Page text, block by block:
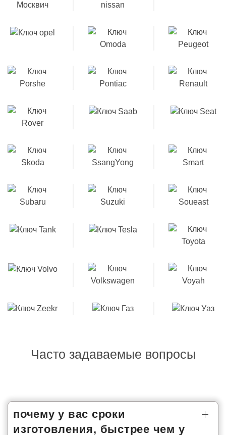
Часто задаваемые вопросы
почему у вас сроки
изготовления, быстрее чем у